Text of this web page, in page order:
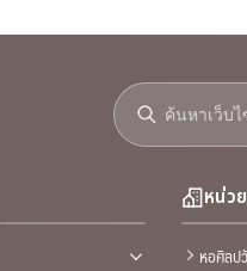
หน่ว
หอศิลป